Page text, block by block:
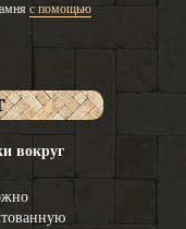
с помощью
вокруг